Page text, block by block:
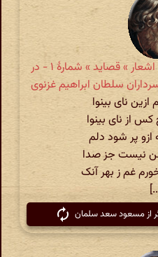
مسعود سعد سلمان » دیوان اشعار » قصاید » شمارهٔ ۱ - در
سلطان ابراهیم غزنوی
ازین نای بینوا
از نای بینوا
ازو پر شود دلم
نیست جز صدا
غم ز بهر آنک